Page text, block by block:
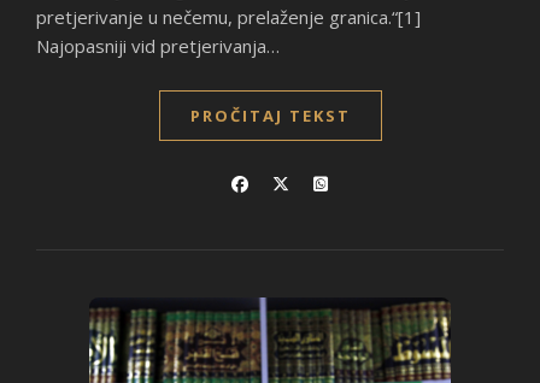
pretjerivanje u nečemu, prelaženje granica.“[1]
Najopasniji vid pretjerivanja…
PROČITAJ TEKST